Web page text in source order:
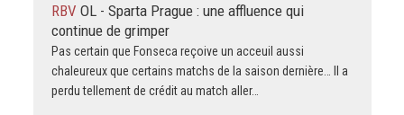
RBV OL - Sparta Prague : une affluence qui
continue de grimper
Pas certain que Fonseca reçoive un acceuil aussi
chaleureux que certains matchs de la saison dernière… Il a
perdu tellement de crédit au match aller…